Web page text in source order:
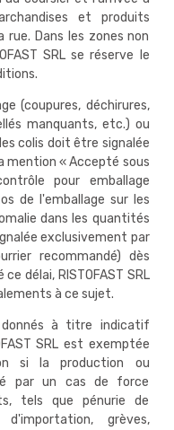
et produits
Dans les zones non
SRL se réserve le
(coupures, déchirures,
manquants, etc.) ou
colis doit être signalée
mention « Accepté sous
pour emballage
de l'emballage sur les
dans les quantités
exclusivement par
recommandé) dès
délai, RISTOFAST SRL
à ce sujet.
à titre indicatif
SRL est exemptée
si la production ou
par un cas de force
tels que pénurie de
grèves,